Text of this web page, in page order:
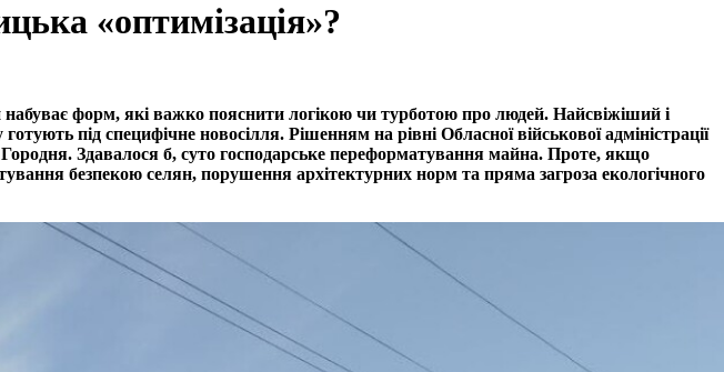
«оптимізація»?
набуває форм, які важко пояснити логікою чи турботою про людей. Найсвіжіший і
під специфічне новосілля. Рішенням на рівні Обласної військової адміністрації
Городня. Здавалося б, суто господарське переформатування майна. Проте, якщо
безпекою селян, порушення архітектурних норм та пряма загроза екологічного